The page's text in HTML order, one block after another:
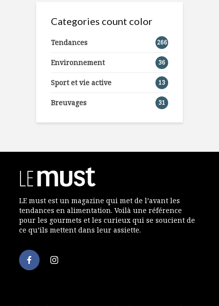
Categories count color
Tendances 266
Environnement 36
Sport et vie active 13
Breuvages 31
LE must est un magazine qui met de l’avant les
tendances en alimentation. Voilà une référence
pour les gourmets et les curieux qui se soucient de
ce qu’ils mettent dans leur assiette.